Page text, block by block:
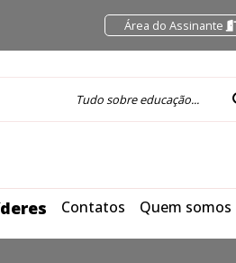
Área do Assinante
Contatos Quem somos